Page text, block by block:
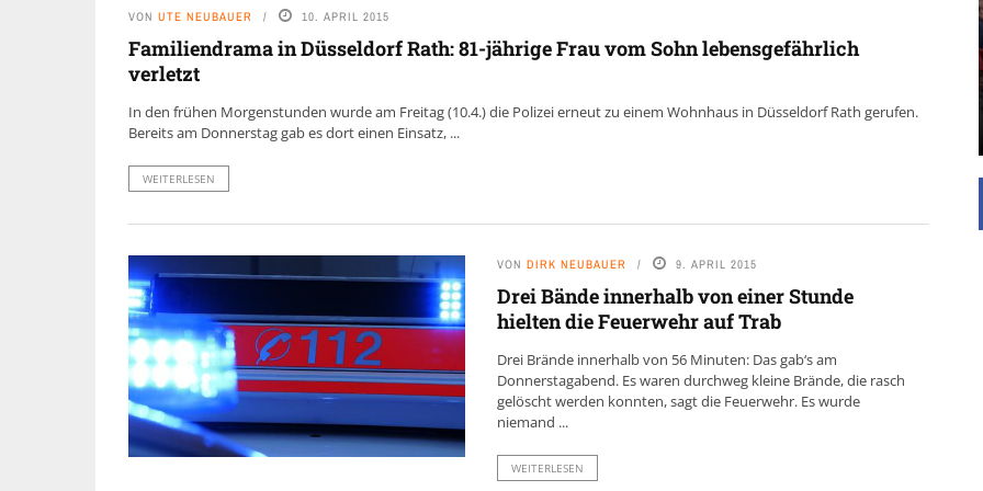
VON UTE NEUBAUER 10. APRIL 2015
Familiendrama in Düsseldorf Rath: 81-jährige Frau vom Sohn lebensgefährlich
verletzt
In den frühen Morgenstunden wurde am Freitag (10.4.) die Polizei erneut zu einem Wohnhaus in Düsseldorf Rath gerufen.
Bereits am Donnerstag gab es dort einen Einsatz, ...
WEITERLESEN
VON DIRK NEUBAUER 9. APRIL 2015
Drei Bände innerhalb von einer Stunde
hielten die Feuerwehr auf Trab
Drei Brände innerhalb von 56 Minuten: Das gab‘s am
Donnerstagabend. Es waren durchweg kleine Brände, die rasch
gelöscht werden konnten, sagt die Feuerwehr. Es wurde
niemand ...
WEITERLESEN
Die Inspiration des industriellen Chics sind die
Werkshallen des Industriezeitalters. Die Basis für
mit rustikalen Elementen und großen
Fensterflächen. Wie so vieles wurde ...